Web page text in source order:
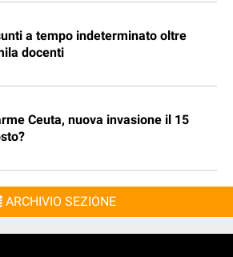
a tempo indeterminato oltre
docenti
Ceuta, nuova invasione il 15
ARCHIVIO SEZIONE